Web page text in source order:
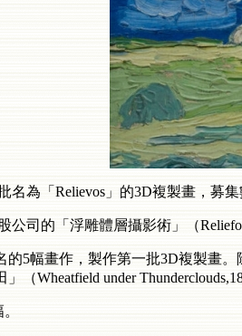
名為「Relievos」的3D複製畫，募
公司的「浮雕體層攝影術」（
5幅畫作，製作第一批3D複製畫
（Wheatfield under